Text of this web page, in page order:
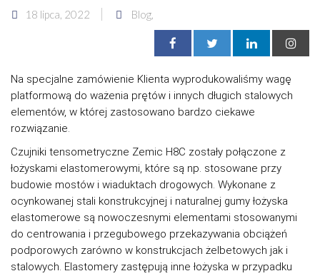
18 lipca, 2022 Blog,
Na specjalne zamówienie Klienta wyprodukowaliśmy wagę
platformową do ważenia prętów i innych długich stalowych
elementów, w której zastosowano bardzo ciekawe
rozwiązanie.
Czujniki tensometryczne Zemic H8C zostały połączone z
łożyskami elastomerowymi, które są np. stosowane przy
budowie mostów i wiaduktach drogowych. Wykonane z
ocynkowanej stali konstrukcyjnej i naturalnej gumy łożyska
elastomerowe są nowoczesnymi elementami stosowanymi
do centrowania i przegubowego przekazywania obciążeń
podporowych zarówno w konstrukcjach żelbetowych jak i
stalowych. Elastomery zastępują inne łożyska w przypadku